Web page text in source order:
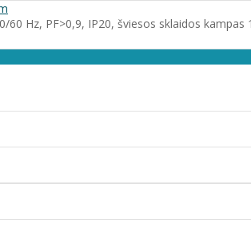
60 Hz, PF>0,9, IP20, šviesos sklaidos kampas